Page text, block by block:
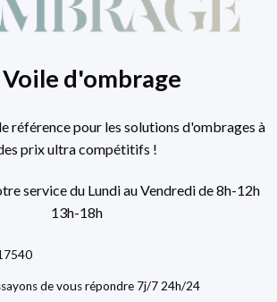
Voile d'ombrage
référence pour les solutions d'ombrages à
prix ultra compétitifs !
service du Lundi au Vendredi de 8h-12h
13h-18h
de vous répondre 7j/7 24h/24